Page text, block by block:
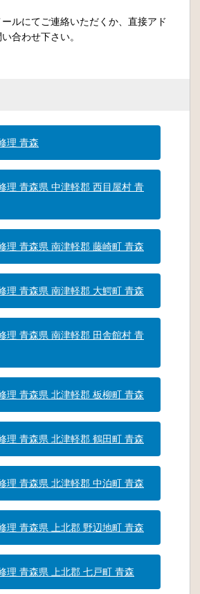
ルにてご連絡いただくか、直接アド
合わせ下さい。
理 青森
理 青森県 中津軽郡 西目屋村 青
理 青森県 南津軽郡 藤崎町 青森
理 青森県 南津軽郡 大鰐町 青森
理 青森県 南津軽郡 田舎館村 青
理 青森県 北津軽郡 板柳町 青森
理 青森県 北津軽郡 鶴田町 青森
理 青森県 北津軽郡 中泊町 青森
理 青森県 上北郡 野辺地町 青森
理 青森県 上北郡 七戸町 青森